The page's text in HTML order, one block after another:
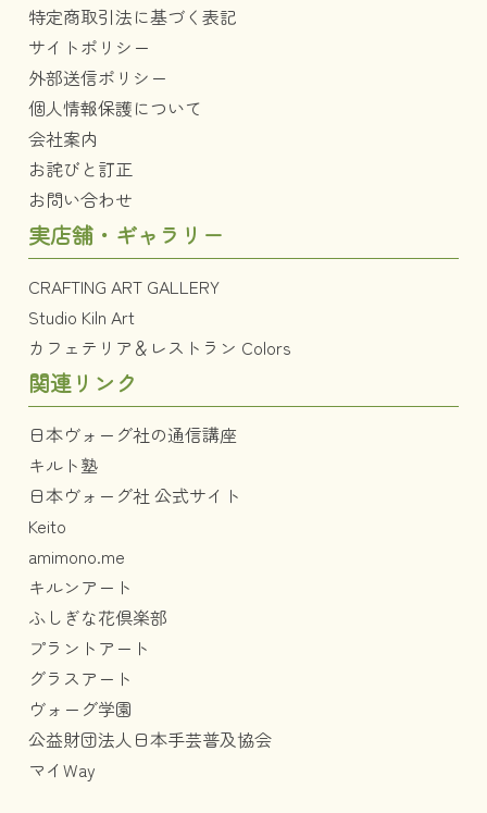
特定商取引法に基づく表記
サイトポリシー
外部送信ポリシー
個人情報保護について
会社案内
お詫びと訂正
お問い合わせ
実店舗・ギャラリー
CRAFTING ART GALLERY
Studio Kiln Art
カフェテリア＆レストラン Colors
関連リンク
日本ヴォーグ社の通信講座
キルト塾
日本ヴォーグ社 公式サイト
Keito
amimono.me
キルンアート
ふしぎな花倶楽部
プラントアート
グラスアート
ヴォーグ学園
公益財団法人日本手芸普及協会
マイWay